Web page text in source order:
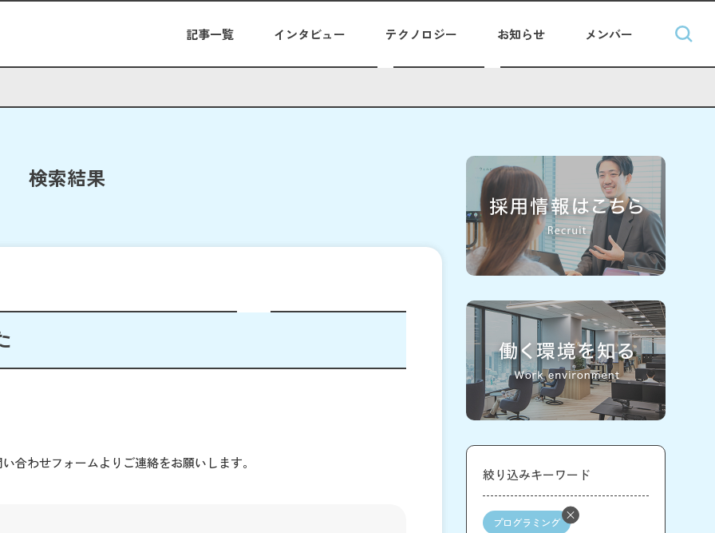
記事一覧 インタビュー テクノロジー お知らせ メンバー
検索結果
合わせフォームよりご連絡をお願いします。
絞り込みキーワード
プログラミング